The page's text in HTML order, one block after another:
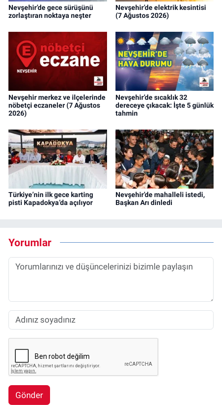
Nevşehir’de gece sürüşünü
zorlaştıran noktaya neşter
Nevşehir’de elektrik kesintisi
(7 Ağustos 2026)
Nevşehir merkez ve ilçelerinde
nöbetçi eczaneler (7 Ağustos
2026)
Nevşehir’de sıcaklık 32
dereceye çıkacak: İşte 5 günlük
tahmin
Türkiye’nin ilk gece karting
pisti Kapadokya’da açılıyor
Nevşehir’de mahalleli istedi,
Başkan Arı dinledi
Yorumlar
Gönder